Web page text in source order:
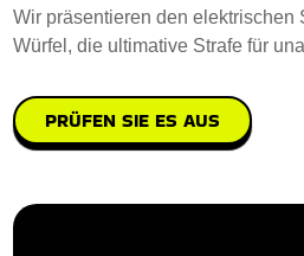
Wir präsentieren den elektrischen
Würfel, die ultimative Strafe für
PRÜFEN SIE ES AUS